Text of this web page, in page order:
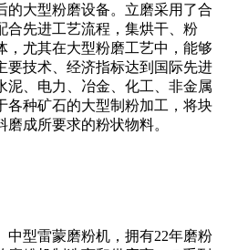
的大型粉磨设备。立磨采用了合
合先进工艺流程，集烘干、粉
，尤其在大型粉磨工艺中，能够
要技术、经济指标达到国际先进
泥、电力、冶金、化工、非金属
各种矿石的大型制粉加工，将块
成所要求的粉状物料。
中型雷蒙磨粉机，拥有22年磨粉